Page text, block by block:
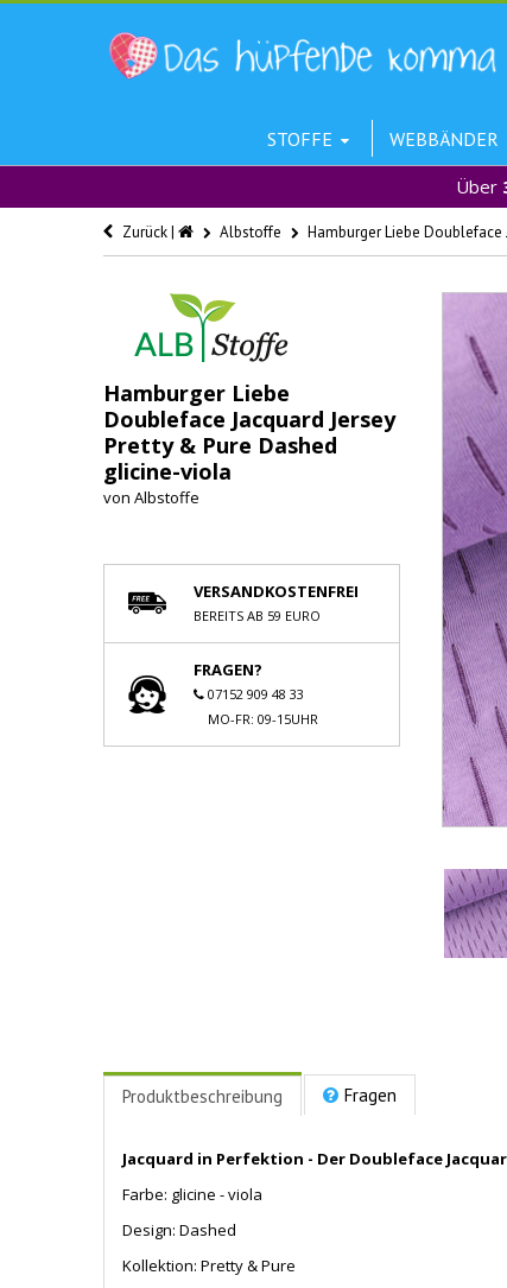
STOFFE WEBBÄNDER
Über
Zurück | Albstoffe Hamburger Liebe
Hamburger Liebe
Doubleface Jacquard Jersey
Pretty & Pure Dashed
glicine-viola
von Albstoffe
VERSANDKOSTENFREI
BEREITS AB 59 EURO
FRAGEN?
07152 909 48 33
MO-FR: 09-15UHR
Produktbeschreibung Fragen
Jacquard in Perfektion - Der Doubleface
Farbe: glicine - viola
Design: Dashed
Kollektion: Pretty & Pure